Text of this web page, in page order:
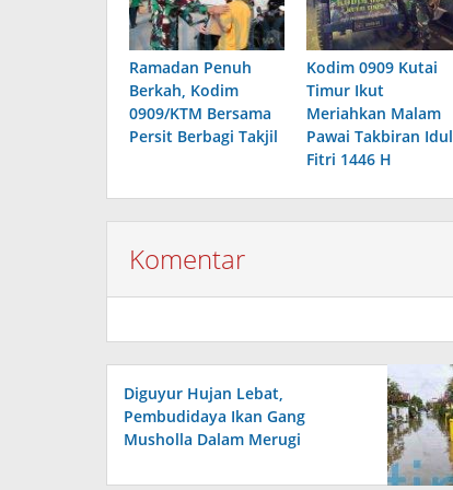
Ramadan Penuh
Berkah, Kodim
0909/KTM Bersama
Persit Berbagi Takjil
Kodim 0909 Kutai
Timur Ikut
Meriahkan Malam
Pawai Takbiran Idul
Fitri 1446 H
Komentar
Diguyur Hujan Lebat,
Pembudidaya Ikan Gang
Musholla Dalam Merugi